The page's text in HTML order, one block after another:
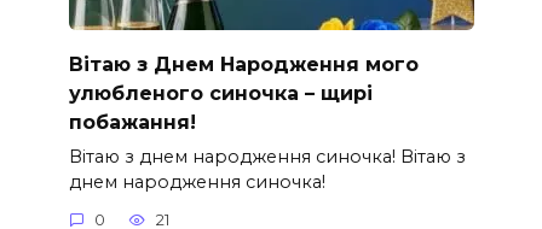
Вітаю з Днем Народження мого
улюбленого синочка – щирі
побажання!
Вітаю з днем народження синочка! Вітаю з
днем народження синочка!
0 21